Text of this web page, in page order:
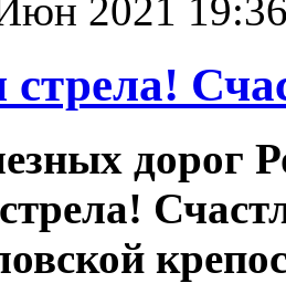
2021
стрела!
дорог